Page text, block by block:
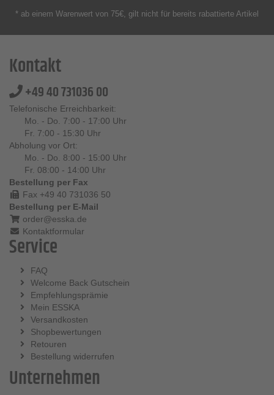
* ab einem Warenwert von 75€, gilt nicht für bereits rabattierte Artikel
Kontakt
+49 40 731036 00
Telefonische Erreichbarkeit:
Mo. - Do. 7:00 - 17:00 Uhr
Fr. 7:00 - 15:30 Uhr
Abholung vor Ort:
Mo. - Do. 8:00 - 15:00 Uhr
Fr. 08:00 - 14:00 Uhr
Bestellung per Fax
Fax +49 40 731036 50
Bestellung per E-Mail
order@esska.de
Kontaktformular
Service
FAQ
Welcome Back Gutschein
Empfehlungsprämie
Mein ESSKA
Versandkosten
Shopbewertungen
Retouren
Bestellung widerrufen
Unternehmen